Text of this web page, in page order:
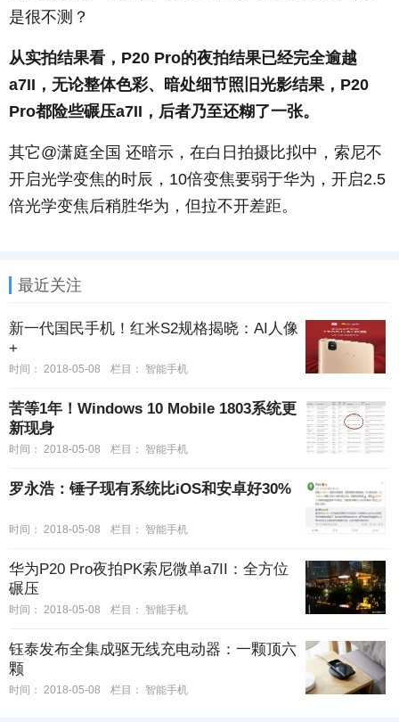
是很不测？
从实拍结果看，P20 Pro的夜拍结果已经完全逾越
a7II，无论整体色彩、暗处细节照旧光影结果，P20
Pro都险些碾压a7II，后者乃至还糊了一张。
其它@潇庭全国 还暗示，在白日拍摄比拟中，索尼不
开启光学变焦的时辰，10倍变焦要弱于华为，开启2.5
倍光学变焦后稍胜华为，但拉不开差距。
最近关注
新一代国民手机！红米S2规格揭晓：AI人像
+
时间： 2018-05-08 栏目： 智能手机
苦等1年！Windows 10 Mobile 1803系统更
新现身
时间： 2018-05-08 栏目： 智能手机
罗永浩：锤子现有系统比iOS和安卓好30%
时间： 2018-05-08 栏目： 智能手机
华为P20 Pro夜拍PK索尼微单a7II：全方位
碾压
时间： 2018-05-08 栏目： 智能手机
钰泰发布全集成驱无线充电动器：一颗顶六
颗
时间： 2018-05-08 栏目： 智能手机